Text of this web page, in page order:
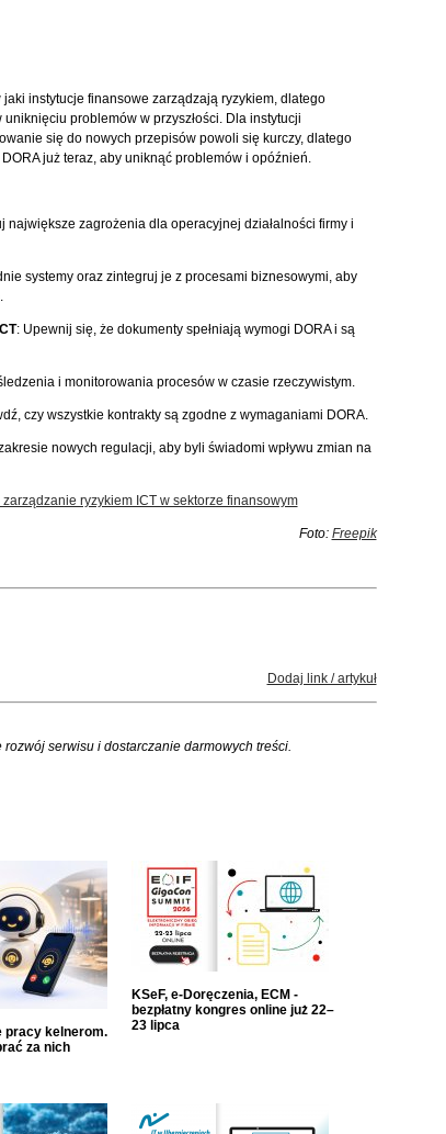
instytucje finansowe zarządzają ryzykiem, dlatego
problemów w przyszłości. Dla instytucji
się do nowych przepisów powoli się kurczy, dlatego
już teraz, aby uniknąć problemów i opóźnień.
największe zagrożenia dla operacyjnej działalności firmy i
systemy oraz zintegruj je z procesami biznesowymi, aby
: Upewnij się, że dokumenty spełniają wymogi DORA i są
i monitorowania procesów w czasie rzeczywistym.
czy wszystkie kontrakty są zgodne z wymaganiami DORA.
nowych regulacji, aby byli świadomi wpływu zmian na
ryzykiem ICT w sektorze finansowym
Foto: Freepik
Dodaj link / artykuł
serwisu i dostarczanie darmowych treści.
pracy kelnerom.
za nich
KSeF, e-Doręczenia, ECM -
bezpłatny kongres online już 22–
23 lipca